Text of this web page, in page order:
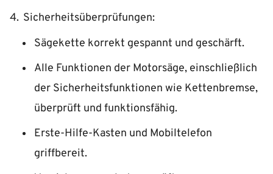
Sicherheitsüberprüfungen:
Sägekette korrekt gespannt und geschärft.
Alle Funktionen der Motorsäge, einschließlich
der Sicherheitsfunktionen wie Kettenbremse,
überprüft und funktionsfähig.
Erste-Hilfe-Kasten und Mobiltelefon
griffbereit.